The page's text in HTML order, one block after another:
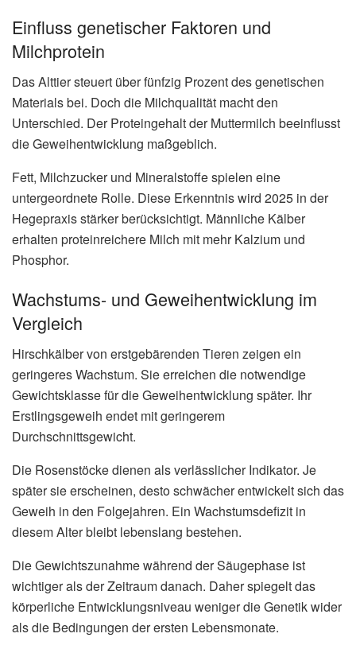
Einfluss genetischer Faktoren und
Milchprotein
Das Alttier steuert über fünfzig Prozent des genetischen
Materials bei. Doch die Milchqualität macht den
Unterschied. Der Proteingehalt der Muttermilch beeinflusst
die Geweihentwicklung maßgeblich.
Fett, Milchzucker und Mineralstoffe spielen eine
untergeordnete Rolle. Diese Erkenntnis wird 2025 in der
Hegepraxis stärker berücksichtigt. Männliche Kälber
erhalten proteinreichere Milch mit mehr Kalzium und
Phosphor.
Wachstums- und Geweihentwicklung im
Vergleich
Hirschkälber von erstgebärenden Tieren zeigen ein
geringeres Wachstum. Sie erreichen die notwendige
Gewichtsklasse für die Geweihentwicklung später. Ihr
Erstlingsgeweih endet mit geringerem
Durchschnittsgewicht.
Die Rosenstöcke dienen als verlässlicher Indikator. Je
später sie erscheinen, desto schwächer entwickelt sich das
Geweih in den Folgejahren. Ein Wachstumsdefizit in
diesem Alter bleibt lebenslang bestehen.
Die Gewichtszunahme während der Säugephase ist
wichtiger als der Zeitraum danach. Daher spiegelt das
körperliche Entwicklungsniveau weniger die Genetik wider
als die Bedingungen der ersten Lebensmonate.